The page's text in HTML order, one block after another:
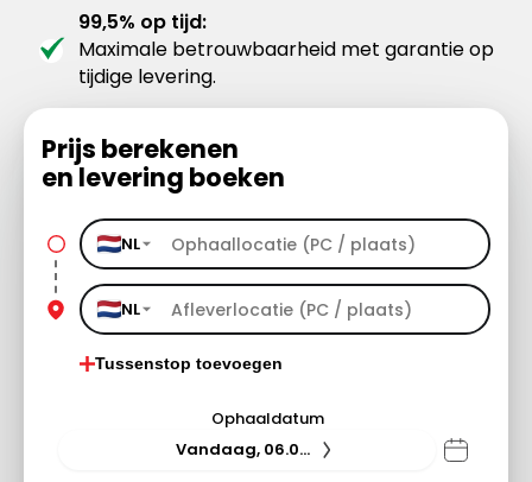
99,5% op tijd:
Maximale betrouwbaarheid met garantie op
tijdige levering.
Prijs berekenen
en levering boeken
NL
NL
Tussenstop toevoegen
Ophaaldatum
Vandaag, 06.08.26